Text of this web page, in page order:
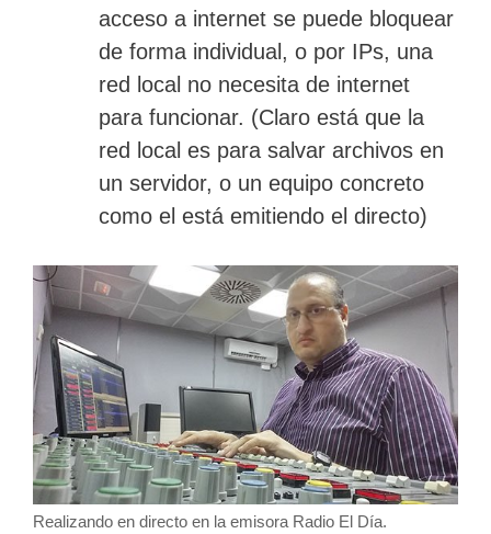
acceso a internet se puede bloquear
de forma individual, o por IPs, una
red local no necesita de internet
para funcionar. (Claro está que la
red local es para salvar archivos en
un servidor, o un equipo concreto
como el está emitiendo el directo)
Realizando en directo en la emisora Radio El Día.